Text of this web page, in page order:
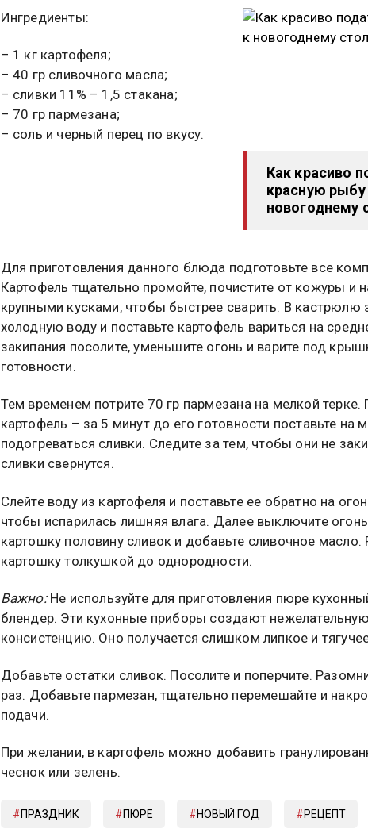
Как красиво
красную рыбу
новогоднему
Ингредиенты:
– 1 кг картофеля;
– 40 гр сливочного масла;
– сливки 11% – 1,5 стакана;
– 70 гр пармезана;
– соль и черный перец по вкусу.
Для приготовления данного блюда подготовьте все
Картофель тщательно промойте, почистите от кожуры и
крупными кусками, чтобы быстрее сварить. В кастрюлю
холодную воду и поставьте картофель вариться на
закипания посолите, уменьшите огонь и варите под
готовности.
Тем временем потрите 70 гр пармезана на мелкой терке.
картофель – за 5 минут до его готовности поставьте на
подогреваться сливки. Следите за тем, чтобы они не
сливки свернутся.
Слейте воду из картофеля и поставьте ее обратно на
чтобы испарилась лишняя влага. Далее выключите
картошку половину сливок и добавьте сливочное масло.
картошку толкушкой до однородности.
Важно:Не используйте для приготовления пюре
блендер. Эти кухонные приборы создают
консистенцию. Оно получается слишком липкое и
Добавьте остатки сливок. Посолите и поперчите.
раз. Добавьте пармезан, тщательно перемешайте и
подачи.
При желании, в картофель можно добавить
чеснок или зелень.
ПРАЗДНИК ПЮРЕ НОВЫЙ ГОД РЕЦЕПТ